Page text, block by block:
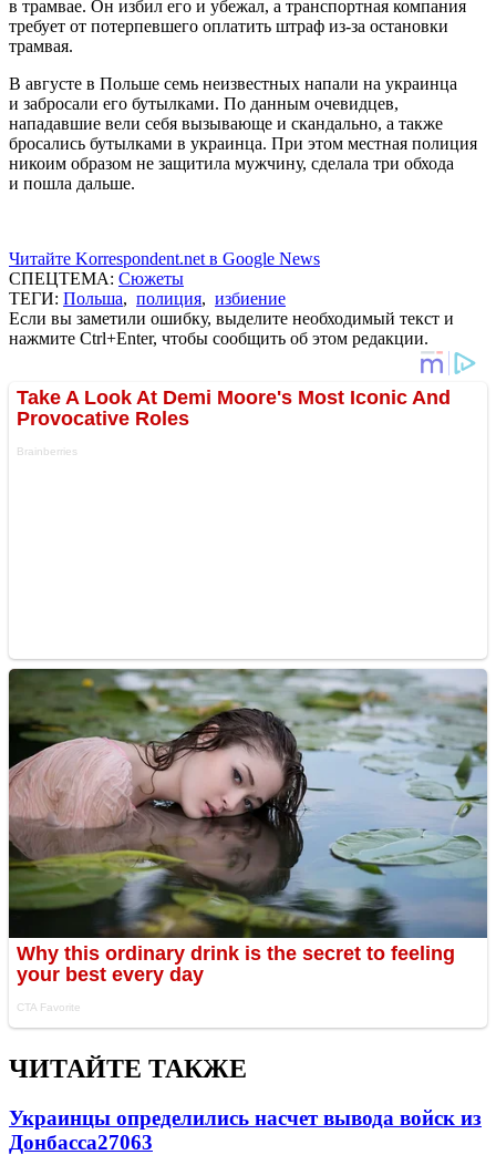
в трамвае. Он избил его и убежал, а транспортная компания
требует от потерпевшего оплатить штраф из-за остановки
трамвая.
В августе в Польше семь неизвестных напали на украинца
и забросали его бутылками. По данным очевидцев,
нападавшие вели себя вызывающе и скандально, а также
бросались бутылками в украинца. При этом местная полиция
никоим образом не защитила мужчину, сделала три обхода
и пошла дальше.
Читайте Korrespondent.net в Google News
СПЕЦТЕМА: Сюжеты
ТЕГИ: Польша, полиция, избиение
Если вы заметили ошибку, выделите необходимый текст и
нажмите Ctrl+Enter, чтобы сообщить об этом редакции.
ЧИТАЙТЕ ТАКЖЕ
Украинцы определились насчет вывода войск из
Донбасса27063